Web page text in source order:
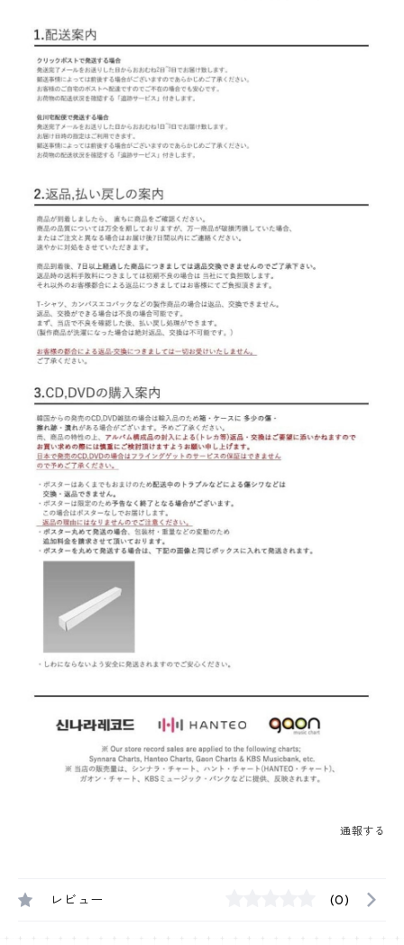
通報する
レビュー (0)